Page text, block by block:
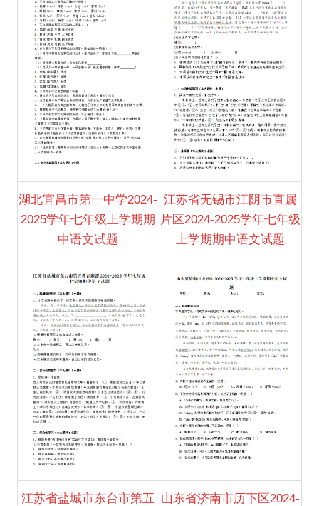
湖北宜昌市第一中学2024-
2025学年七年级上学期期
中语文试题
江苏省无锡市江阴市直属
片区2024-2025学年七年级
上学期期中语文试题
江苏省盐城市东台市第五 山东省济南市历下区2024-